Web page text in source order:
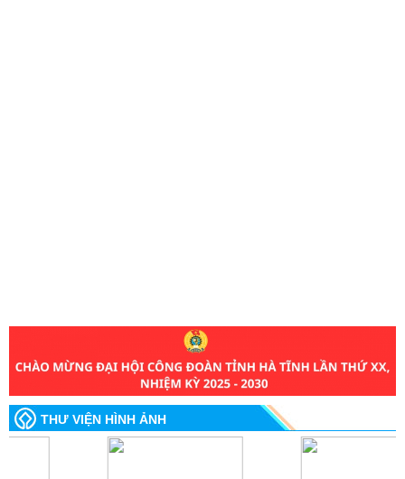
THƯ VIỆN HÌNH ẢNH